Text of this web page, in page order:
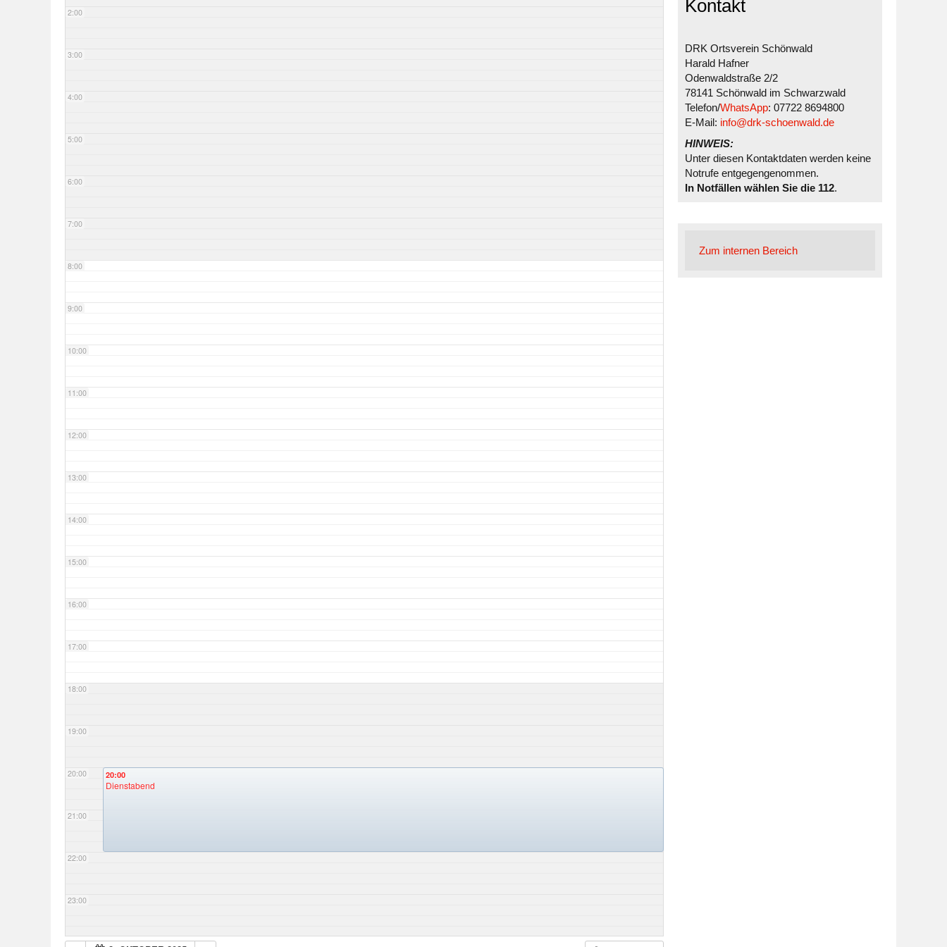
2:00
3:00
4:00
5:00
6:00
7:00
8:00
9:00
10:00
11:00
12:00
13:00
14:00
15:00
16:00
17:00
18:00
19:00
20:00
21:00
22:00
23:00
20:00
Dienstabend
Kontakt
DRK Ortsverein Schönwald
Harald Hafner
Odenwaldstraße 2/2
78141 Schönwald im Schwarzwald
Telefon/WhatsApp: 07722 8694800
E-Mail: info@drk-schoenwald.de
HINWEIS:
Unter diesen Kontaktdaten werden keine
Notrufe entgegengenommen.
In Notfällen wählen Sie die 112.
Zum internen Bereich